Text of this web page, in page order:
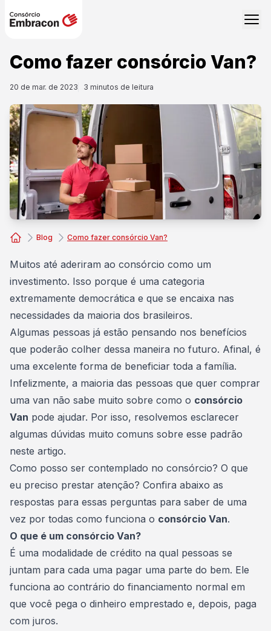
Como fazer consórcio Van?
20 de mar. de 2023 3 minutos de leitura
Blog Como fazer consórcio Van?
Muitos até aderiram ao consórcio como um
investimento. Isso porque é uma categoria
extremamente democrática e que se encaixa nas
necessidades da maioria dos brasileiros.
Algumas pessoas já estão pensando nos benefícios
que poderão colher dessa maneira no futuro. Afinal, é
uma excelente forma de beneficiar toda a família.
Infelizmente, a maioria das pessoas que quer comprar
uma van não sabe muito sobre como o consórcio
Van pode ajudar. Por isso, resolvemos esclarecer
algumas dúvidas muito comuns sobre esse padrão
neste artigo.
Como posso ser contemplado no consórcio? O que
eu preciso prestar atenção? Confira abaixo as
respostas para essas perguntas para saber de uma
vez por todas como funciona o consórcio Van.
O que é um consórcio Van?
É uma modalidade de crédito na qual pessoas se
juntam para cada uma pagar uma parte do bem. Ele
funciona ao contrário do financiamento normal em
que você pega o dinheiro emprestado e, depois, paga
com juros.